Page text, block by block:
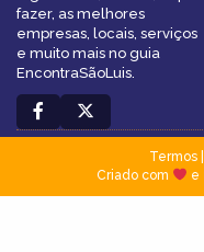
fazer, as melhores
empresas, locais, serviços
e muito mais no guia
EncontraSãoLuis.
Termos|
Criado com
e